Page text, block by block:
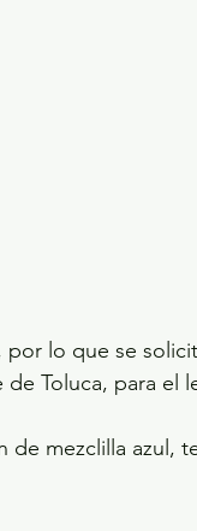
lo que se
Toluca, para el
de mezclilla azul,